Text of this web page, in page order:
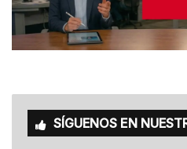
SÍGUENOS EN